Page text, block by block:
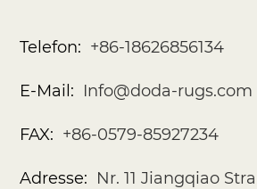
Telefon: +86-18626856134
E-Mail: Info@doda-rugs.com
FAX: +86-0579-85927234
Adresse: Nr. 11 Jiangqiao